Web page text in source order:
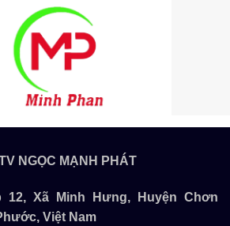
NGỌC MẠNH PHÁT
Xã Minh Hưng, Huyện Chơn
Việt Nam